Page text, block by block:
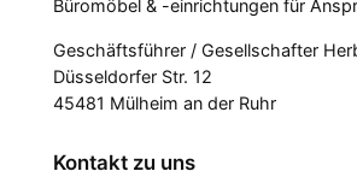
Büromöbel & -einrichtungen für
Geschäftsführer / Gesellschafter
Düsseldorfer Str. 12
45481 Mülheim an der Ruhr
Kontakt zu uns